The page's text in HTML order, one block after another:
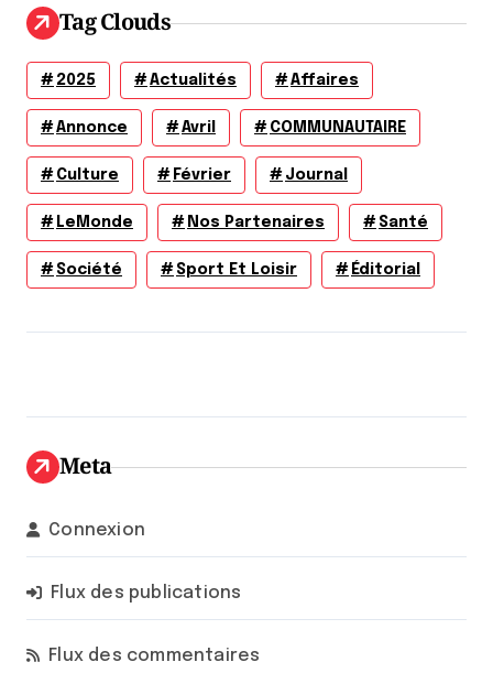
Tag Clouds
2025 Actualités Affaires
Annonce Avril COMMUNAUTAIRE
Culture Février Journal
LeMonde Nos Partenaires Santé
Société Sport Et Loisir Éditorial
Meta
Connexion
Flux des publications
Flux des commentaires